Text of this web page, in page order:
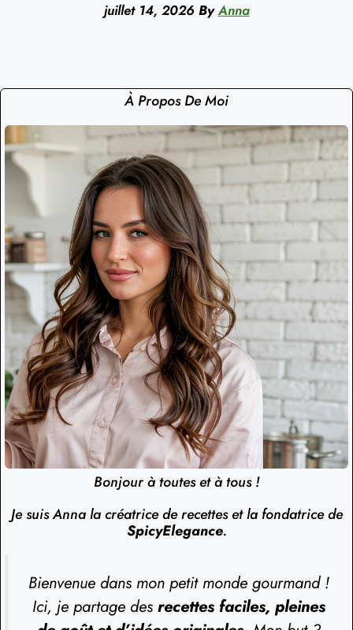
juillet 14, 2026 By Anna
À Propos De Moi
Bonjour à toutes et à tous !
Je suis Anna la créatrice de recettes et la fondatrice de
SpicyElegance.
Bienvenue dans mon petit monde gourmand !
Ici, je partage des recettes faciles, pleines